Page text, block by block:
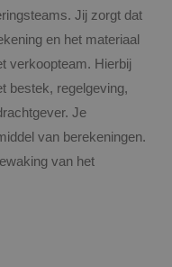
Jij zorgt dat
en het materiaal
verkoopteam. Hierbij
bestek, regelgeving,
Je
van berekeningen.
van het